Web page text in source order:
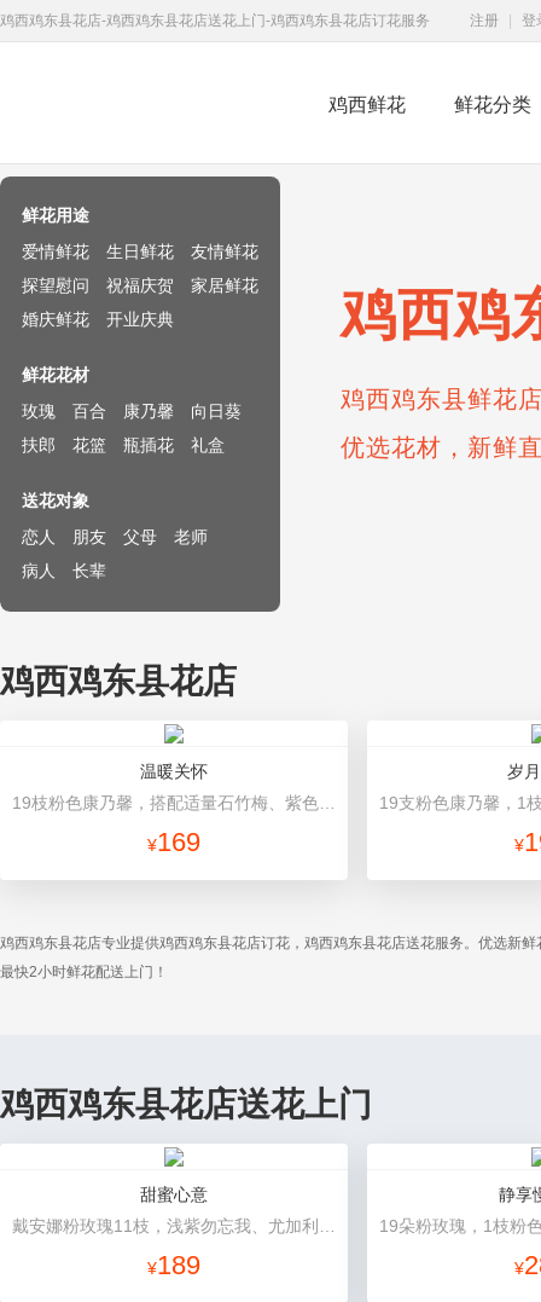
鸡西鸡东县花店-鸡西鸡东县花店送花上门-鸡西鸡东县花店订花服务 注册 登
鸡西鲜花 鲜花分类
鸡西鸡
鸡西鸡东县鲜花
优选花材，新鲜
鲜花用途
爱情鲜花
生日鲜花
友情鲜花
探望慰问
祝福庆贺
家居鲜花
婚庆鲜花
开业庆典
鲜花花材
玫瑰
百合 康乃馨
向日葵
扶郎
花篮 瓶插花 礼盒
送花对象
恋人
朋友 父母
老师
病人
长辈
鸡西鸡东县花店
温暖关怀
¥169
岁
¥
鸡西鸡东县花店专业提供鸡西鸡东县花店订花，鸡西鸡东县花店送花服务。优选新
最快2小时鲜花配送上门！
鸡西鸡东县花店送花上门
甜蜜心意
¥189
静享
¥